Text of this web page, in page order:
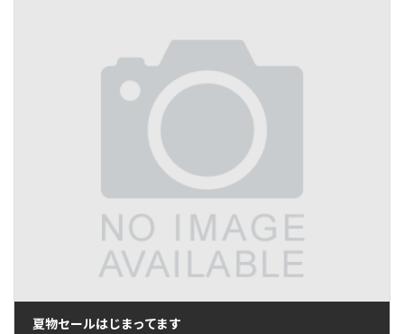
夏物セールはじまってます